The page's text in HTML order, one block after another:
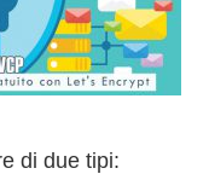
di due tipi: